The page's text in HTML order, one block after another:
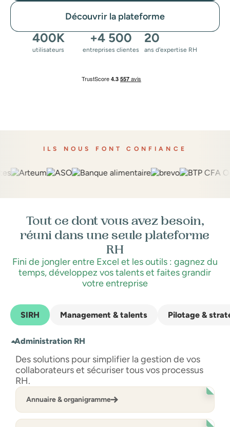
Découvrir la plateforme
400K
utilisateurs
+4 500
entreprises clientes
20
ans d'expertise RH
ILS NOUS FONT CONFIANCE
Tout ce dont vous avez besoin,
réuni dans une seule plateforme
RH
Fini de jongler entre Excel et les outils : gagnez du
temps, développez vos talents et faites grandir
votre entreprise
SIRH Management & talents Pilotage &
Administration RH
Des solutions pour simplifier la gestion de vos
collaborateurs et sécuriser tous vos processus
RH.
Annuaire & organigramme